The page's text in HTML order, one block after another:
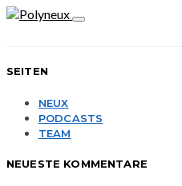
SEITEN
NEUX
PODCASTS
TEAM
NEUESTE KOMMENTARE